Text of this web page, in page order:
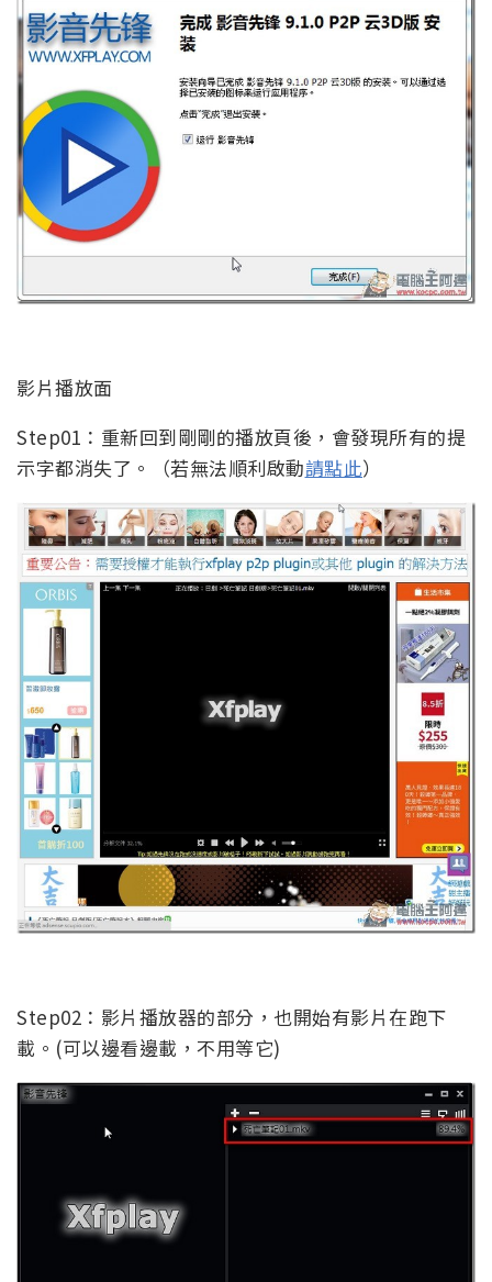
影片播放面
Step01：重新回到剛剛的播放頁後，會發現所有的提
示字都消失了。（若無法順利啟動請點此）
Step02：影片播放器的部分，也開始有影片在跑下
載。(可以邊看邊載，不用等它)